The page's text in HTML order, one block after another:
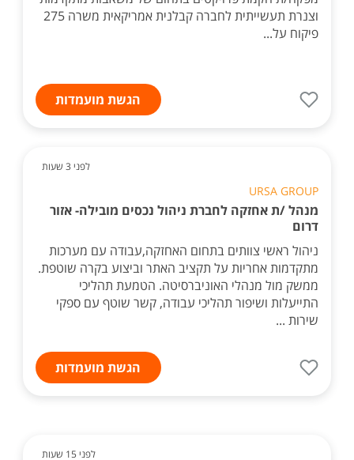
וצנרת תעשייתית לחברה קבלנית אמריקאית משרה 275
פיקוח על...
הגשת מועמדות
לפני 3 שעות
URSA GROUP
מנהל /ת אחזקה לחברת ניהול נכסים מובילה- אזור
דרום
ניהול ראשי צוותים בתחום האחזקה,עבודה עם מערכות
מתקדמות אחריות על תקציב האתר וביצוע בקרה שוטפת.
ממשק מול מנהלי האוניברסיטה. הטמעת תהליכי
התייעלות ושיפור תהליכי עבודה, קשר שוטף עם ספקי
שירות ...
הגשת מועמדות
לפני 15 שעות